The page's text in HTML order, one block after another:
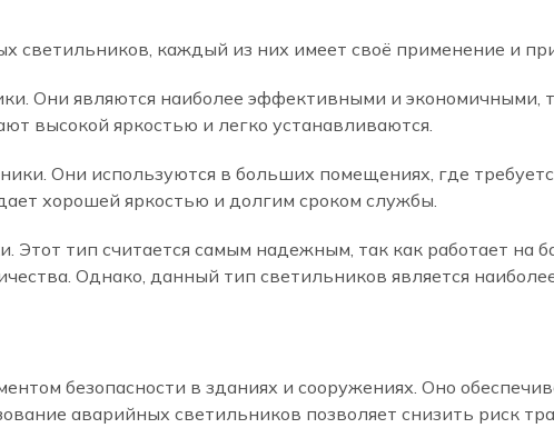
светильников, каждый из них имеет своё применение и
Они являются наиболее эффективными и экономичными,
высокой яркостью и легко устанавливаются.
Они используются в больших помещениях, где
хорошей яркостью и долгим сроком службы.
тип считается самым надежным, так как работает на
Однако, данный тип светильников является
безопасности в зданиях и сооружениях. Оно
аварийных светильников позволяет снизить риск